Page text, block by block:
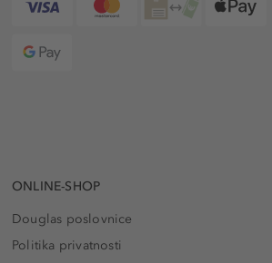
ONLINE-SHOP
Douglas poslovnice
Politika privatnosti